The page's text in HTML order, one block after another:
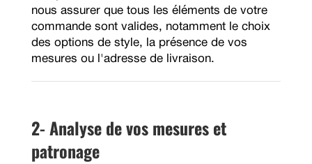
nous assurer que tous les éléments de votre
commande sont valides, notamment le choix
des options de style, la présence de vos
mesures ou l'adresse de livraison.
2- Analyse de vos mesures et
patronage